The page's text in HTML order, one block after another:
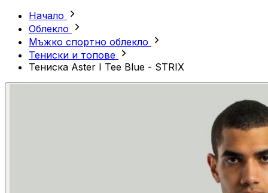
Начало
Облекло
Мъжко спортно облекло
Тениски и топове
Тениска Aster I Tee Blue - STRIX